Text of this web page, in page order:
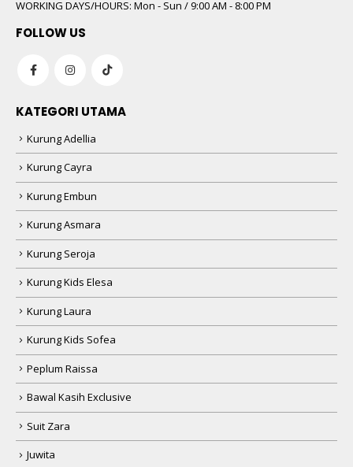
WORKING DAYS/HOURS: Mon - Sun / 9:00 AM - 8:00 PM
FOLLOW US
KATEGORI UTAMA
Kurung Adellia
Kurung Cayra
Kurung Embun
Kurung Asmara
Kurung Seroja
Kurung Kids Elesa
Kurung Laura
Kurung Kids Sofea
Peplum Raissa
Bawal Kasih Exclusive
Suit Zara
Juwita